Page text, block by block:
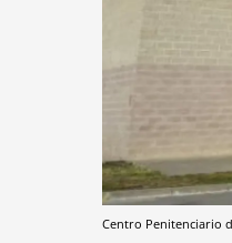
Centro Penitenciario